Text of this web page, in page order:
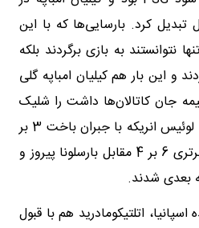
به گل تبدیل کرد. بارسایی‌ها که با این
نتوانستند به بازی برگردند بلکه
خوردند و این بار هم کیلیان امباپه گلی
جان کاتالان‌ها داشت را شلیک
کرد. به این ترتیب شاگردان لوئیس انریکه با جبران باخت 3 بر
2 بازی رفت، در مجموع با برتری 6 بر 4 مقابل بارسلونا پیروز و
بعدی شدند.
اتلتیکومادرید هم با قبول